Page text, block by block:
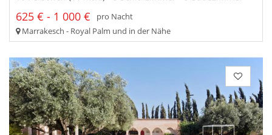
625 € - 1 000 €
pro Nacht
Marrakesch - Royal Palm und in der Nähe